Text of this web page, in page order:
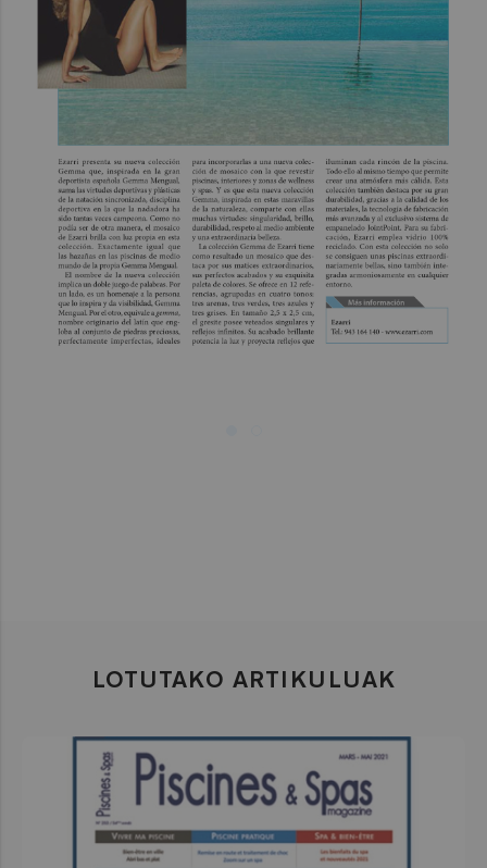
LOTUTAKO ARTIKULUAK